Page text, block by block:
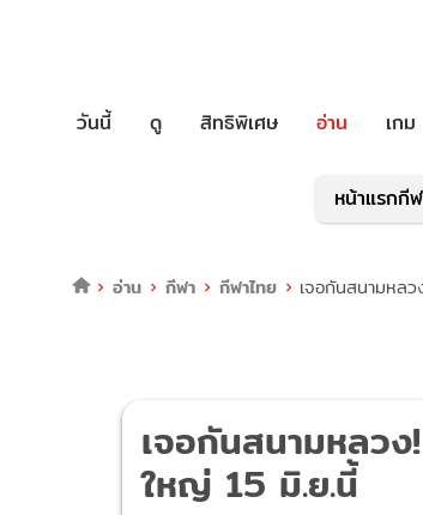
วันนี้ ดู สิทธิพิเศษ อ่าน เกม
หน้าแรกกี
อ่าน กีฬา กีฬาไทย เจอกันสนามหล
เจอกันสนามหลว
ใหญ่ 15 มิ.ย.นี้